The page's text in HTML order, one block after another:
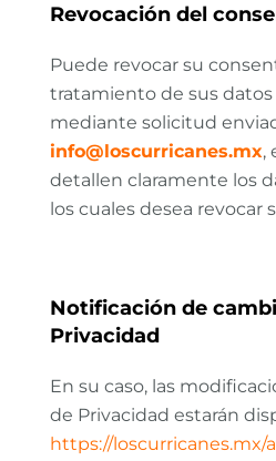
Revocación del
Puede revocar su
tratamiento de sus datos
mediante solicitud
info@loscurricanes.mx,
detallen claramente los
los cuales desea
Notificación de
Privacidad
En su caso, las
de Privacidad estarán
https://loscurricanes.mx/